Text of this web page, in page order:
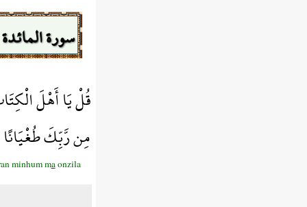
سورة المائدة
قُلْ يَا أَهْلَ
مِن رَّبِّكَ طُغْيَانًا
minhum maonzila